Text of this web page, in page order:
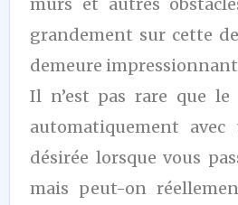
grandement sur cette
demeure
Il n’est pas rare que le
automatiquement
désirée lorsque vous
mais peut-on